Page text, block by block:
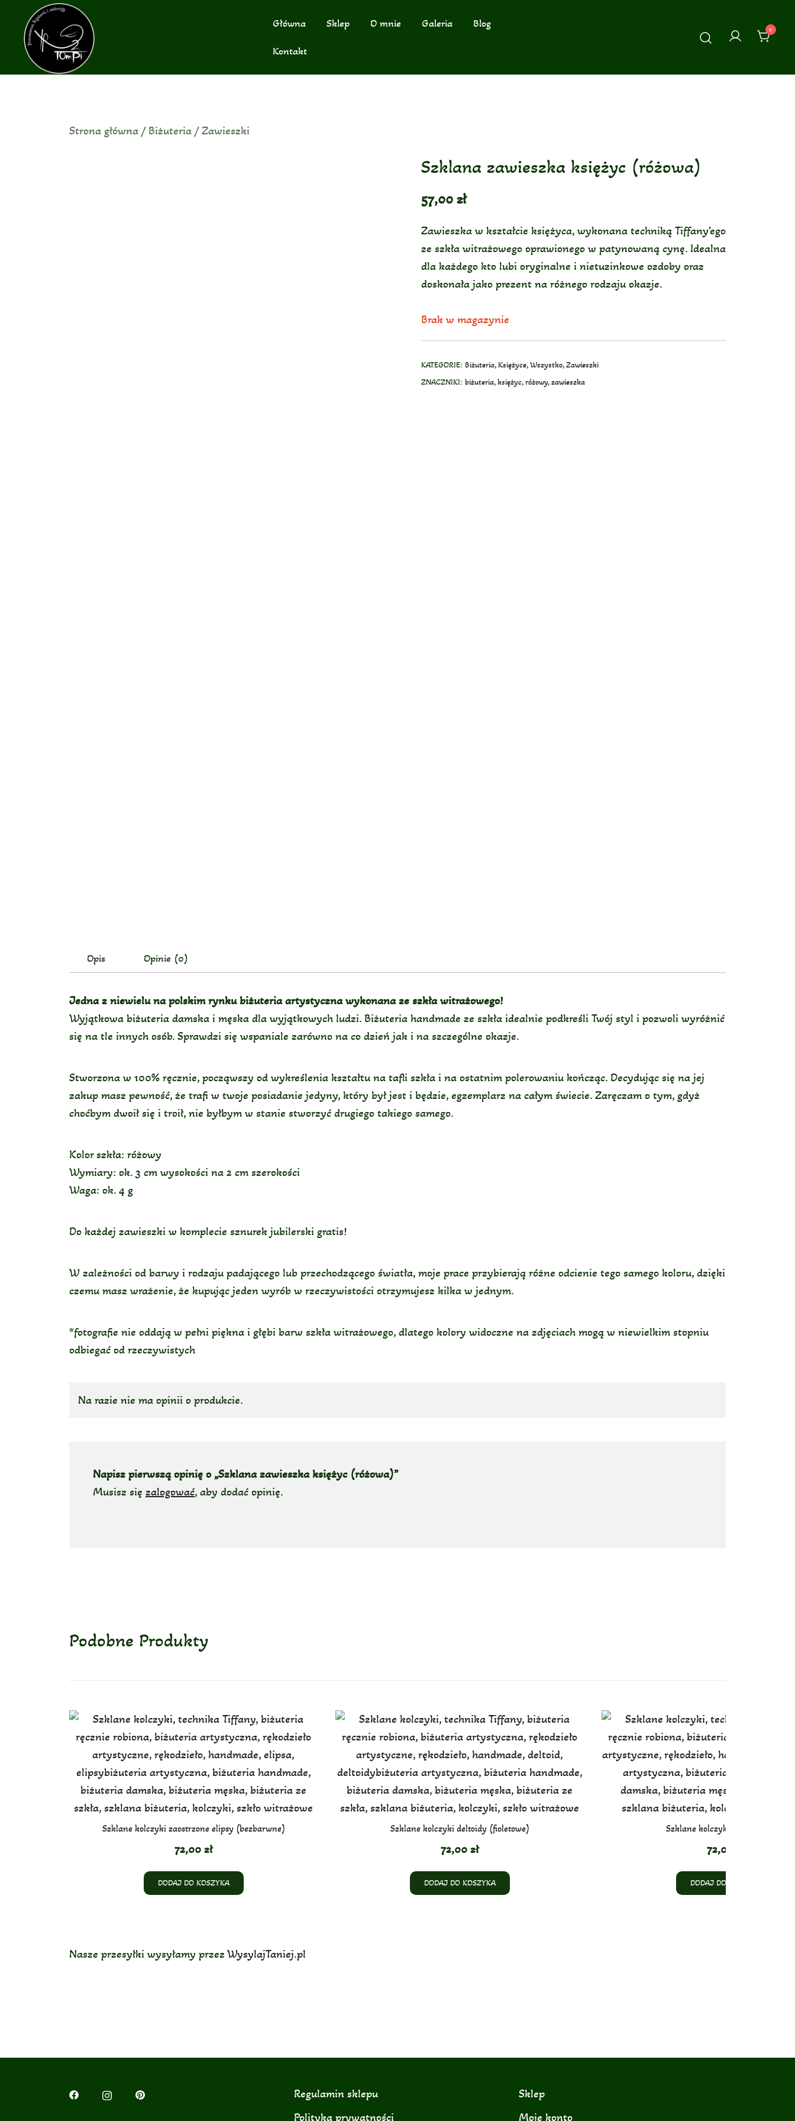
treści
Główna Sklep O mnie Galeria Blog
Kontakt
0
Strona główna / Biżuteria /Zawieszki
Szklana zawieszka księżyc (różowa)
57,00 zł
Zawieszka w kształcie księżyca, wykonana techniką Tiffany’ego
ze szkła witrażowego oprawionego w patynowaną cynę. Idealna
dla każdego kto lubi oryginalne i nietuzinkowe ozdoby oraz
doskonała jako prezent na różnego rodzaju okazje.
Brak w magazynie
KATEGORIE: Biżuteria,Księżyce,Wszystko,Zawieszki
ZNACZNIKI: biżuteria,księżyc,różowy,zawieszka
Opis Opinie (0)
Jedna z niewielu na polskim rynku biżuteria artystyczna wykonana ze szkła witrażowego!
Wyjątkowa biżuteria damska i męska dla wyjątkowych ludzi. Biżuteria handmade ze szkła idealnie podkreśli Twój styl i pozwoli wyróżnić
się na tle innych osób. Sprawdzi się wspaniale zarówno na co dzień jak i na szczególne okazje.
Stworzona w 100% ręcznie, począwszy od wykreślenia kształtu na tafli szkła i na ostatnim polerowaniu kończąc. Decydując się na jej
zakup masz pewność, że trafi w twoje posiadanie jedyny, który był jest i będzie, egzemplarz na całym świecie. Zaręczam o tym, gdyż
choćbym dwoił się i troił, nie byłbym w stanie stworzyć drugiego takiego samego.
Kolor szkła: różowy
Wymiary: ok. 3 cm wysokości na 2 cm szerokości
Waga: ok. 4 g
Do każdej zawieszki w komplecie sznurek jubilerski gratis!
W zależności od barwy i rodzaju padającego lub przechodzącego światła, moje prace przybierają różne odcienie tego samego koloru, dzięki
czemu masz wrażenie, że kupując jeden wyrób w rzeczywistości otrzymujesz kilka w jednym.
*fotografie nie oddają w pełni piękna i głębi barw szkła witrażowego, dlatego kolory widoczne na zdjęciach mogą w niewielkim stopniu
odbiegać od rzeczywistych
Na razie nie ma opinii o produkcie.
Napisz pierwszą opinię o „Szklana zawieszka księżyc (różowa)”
Musisz się zalogować, aby dodać opinię.
Podobne Produkty
Szklane kolczyki zaostrzone elipsy (bezbarwne)
72,00 zł
DODAJ DO KOSZYKA
Szklane kolczyki deltoidy (fioletowe)
72,00 zł
DODAJ DO KOSZYKA
Szklane kolczyki łezki (zielone)
72,00
DODAJ DO KOSZYKA
Nasze przesyłki wysyłamy przez WysylajTaniej.pl
Regulamin sklepu
Polityka prywatności
Sklep
Moje konto